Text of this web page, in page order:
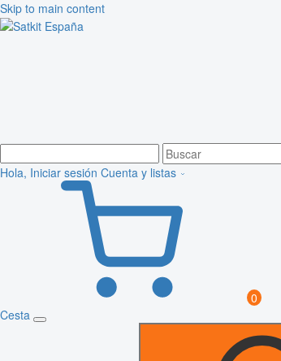
Skip to main content
Hola, Iniciar sesión Cuenta y listas
0
Cesta